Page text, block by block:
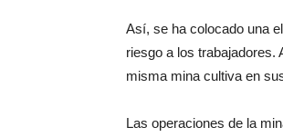
Así, se ha colocado una
riesgo a los trabajadores.
misma mina cultiva en
Las operaciones de la